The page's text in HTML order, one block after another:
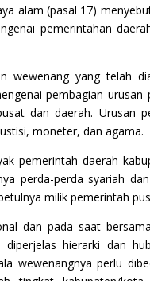
alam (pasal 17)
pemerintahan
wewenang yang telah
pembagian
dan daerah.
moneter, dan agama.
pemerintah daerah
perda-perda syariah
milik pemerintah
dan pada saat
hierarki dan
wewenangnya perlu